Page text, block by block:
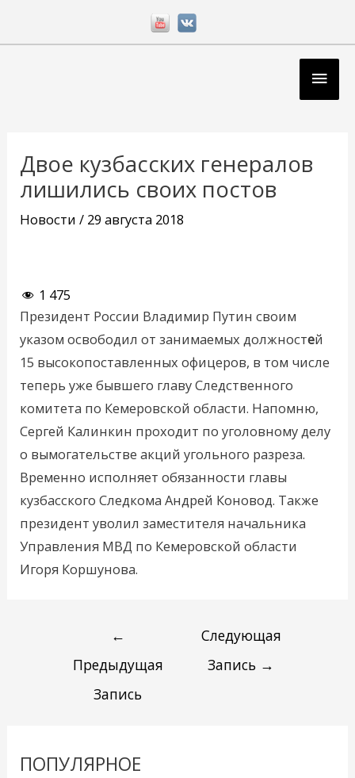
Двое кузбасских генералов
лишились своих постов
Новости / 29 августа 2018
1 475
Президент России Владимир Путин своим
указом освободил от занимаемых должностей
15 высокопоставленных офицеров, в том числе
теперь уже бывшего главу Следственного
комитета по Кемеровской области. Напомню,
Сергей Калинкин проходит по уголовному делу
о вымогательстве акций угольного разреза.
Временно исполняет обязанности главы
кузбасского Следкома Андрей Коновод. Также
президент уволил заместителя начальника
Управления МВД по Кемеровской области
Игоря Коршунова.
записям
←
Предыдущая
Запись
Следующая
Запись →
ПОПУЛЯРНОЕ